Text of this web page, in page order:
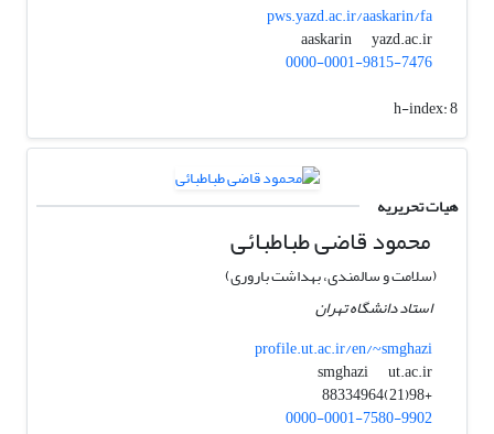
pws.yazd.ac.ir/aaskarin/fa
aaskarin
yazd.ac.ir
0000-0001-9815-7476
h-index:8
هیات تحریریه
محمود قاضی طباطبائی
(سلامت و سالمندی، بهداشت باروری)
استاد دانشگاه تهران
profile.ut.ac.ir/en/~smghazi
smghazi
ut.ac.ir
+98(21)88334964
0000-0001-7580-9902